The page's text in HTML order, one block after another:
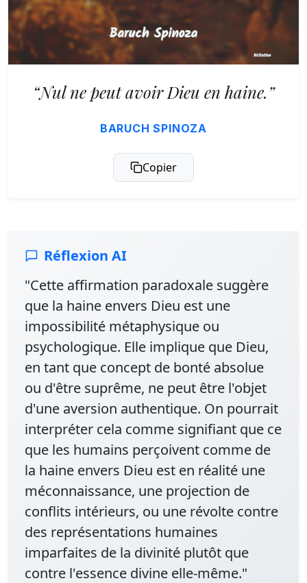
“Nul ne peut avoir Dieu en haine.”
BARUCH SPINOZA
Copier
Réflexion AI
"Cette affirmation paradoxale suggère
que la haine envers Dieu est une
impossibilité métaphysique ou
psychologique. Elle implique que Dieu,
en tant que concept de bonté absolue
ou d'être suprême, ne peut être l'objet
d'une aversion authentique. On pourrait
interpréter cela comme signifiant que ce
que les humains perçoivent comme de
la haine envers Dieu est en réalité une
méconnaissance, une projection de
conflits intérieurs, ou une révolte contre
des représentations humaines
imparfaites de la divinité plutôt que
contre l'essence divine elle-même."